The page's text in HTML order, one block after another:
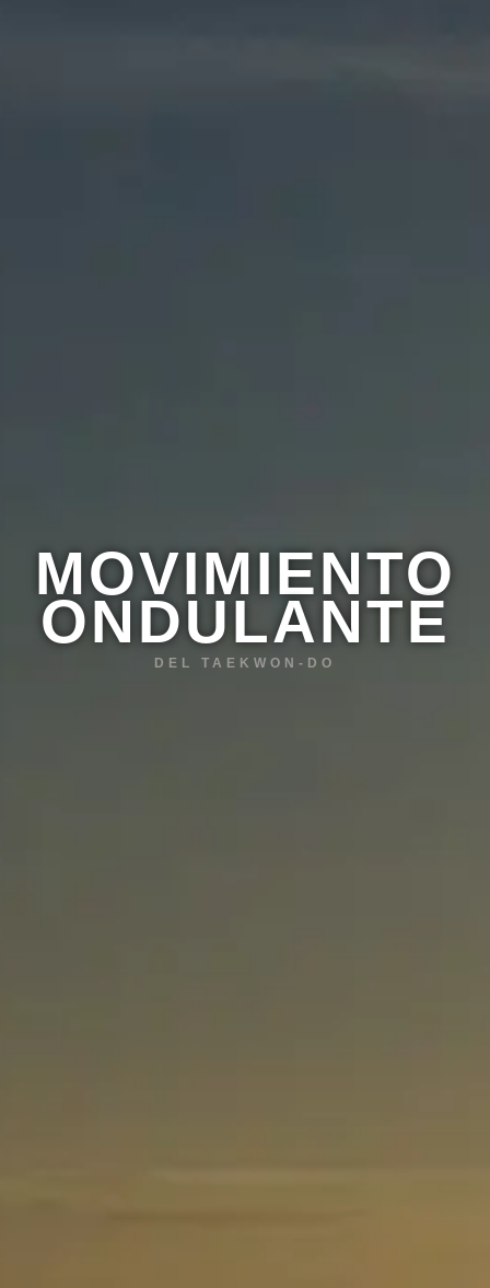
MOVIMIENTO
ONDULANTE
DEL TAEKWON-DO